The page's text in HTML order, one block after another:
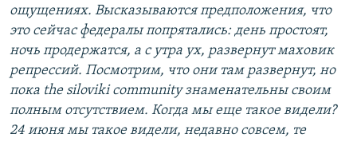
ощущениях. Высказываются предположения, что
это сейчас федералы попрятались: день простоят,
ночь продержатся, а с утра ух, развернут маховик
репрессий. Посмотрим, что они там развернут, но
пока the siloviki community знаменательны своим
полным отсутствием. Когда мы еще такое видели?
24 июня мы такое видели, недавно совсем, те